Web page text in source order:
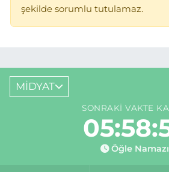
şekilde sorumlu tutulamaz.
MİDYAT
SONRAKI VAKTE
Öğle Namazı